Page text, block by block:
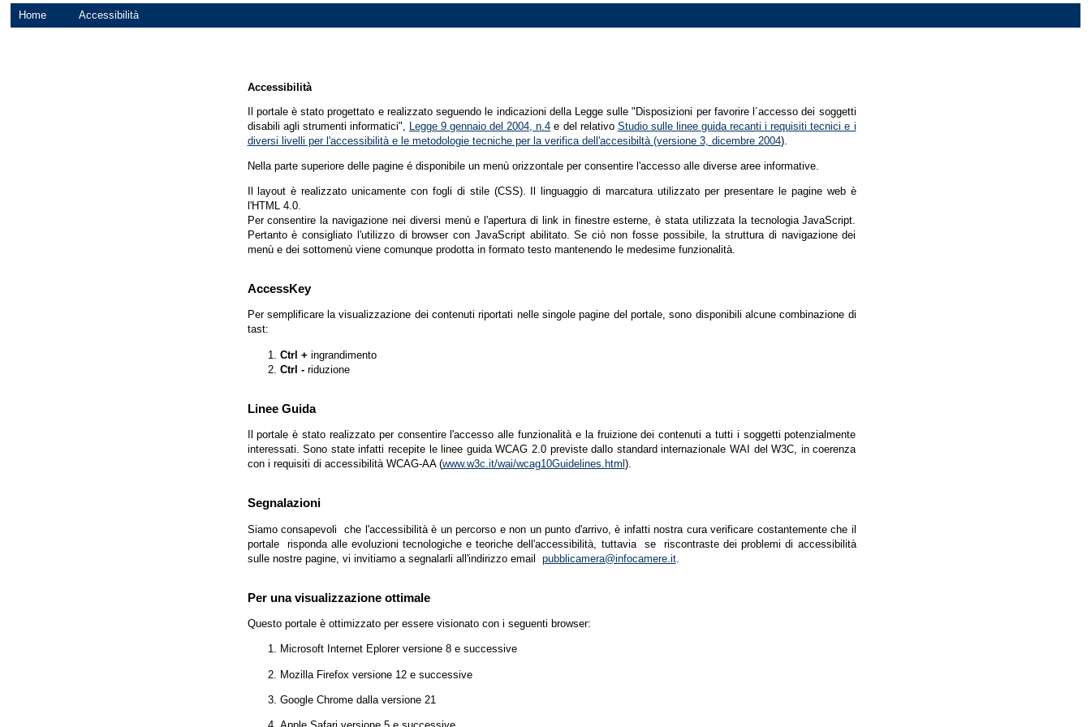
Home Accessibilità
Accessibilità
Il portale è stato progettato e realizzato seguendo le indicazioni della Legge sulle "Disposizioni per favorire l´accesso dei soggetti
disabili agli strumenti informatici", Legge 9 gennaio del 2004, n.4 e del relativo Studio sulle linee guida recanti i requisiti tecnici e i
diversi livelli per l'accessibilità e le metodologie tecniche per la verifica dell'accesibiltà (versione 3, dicembre 2004).
Nella parte superiore delle pagine é disponibile un menù orizzontale per consentire l'accesso alle diverse aree informative.
Il layout è realizzato unicamente con fogli di stile (CSS). Il linguaggio di marcatura utilizzato per presentare le pagine web è
l'HTML 4.0.
Per consentire la navigazione nei diversi menù e l'apertura di link in finestre esterne, è stata utilizzata la tecnologia JavaScript.
Pertanto è consigliato l'utilizzo di browser con JavaScript abilitato. Se ciò non fosse possibile, la struttura di navigazione dei
menù e dei sottomenù viene comunque prodotta in formato testo mantenendo le medesime funzionalità.
AccessKey
Per semplificare la visualizzazione dei contenuti riportati nelle singole pagine del portale, sono disponibili alcune combinazione di
tast:
Ctrl + ingrandimento
Ctrl -riduzione
Linee Guida
Il portale è stato realizzato per consentire l'accesso alle funzionalità e la fruizione dei contenuti a tutti i soggetti potenzialmente
interessati. Sono state infatti recepite le linee guida WCAG 2.0 previste dallo standard internazionale WAI del W3C, in coerenza
con i requisiti di accessibilità WCAG-AA (www.w3c.it/wai/wcag10Guidelines.html ).
Segnalazioni
Siamo consapevoli che l'accessibilità è un percorso e non un punto d'arrivo, è infatti nostra cura verificare costantemente che il
portale risponda alle evoluzioni tecnologiche e teoriche dell'accessibilità, tuttavia se riscontraste dei problemi di accessibilità
sulle nostre pagine, vi invitiamo a segnalarli all'indirizzo email pubblicamera@infocamere.it.
Per una visualizzazione ottimale
Questo portale è ottimizzato per essere visionato con i seguenti browser:
Microsoft Internet Eplorer versione 8 e successive
Mozilla Firefox versione 12 e successive
Google Chrome dalla versione 21